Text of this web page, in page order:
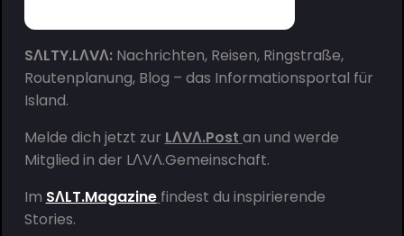
SΛLTY.LΛVΛ:Nachrichten, Reisen, Ringstraße,
Routenplanung, Blog – das Informationsportal für
Island.
Melde dich jetzt zur LΛVΛ.Post an und werde
Mitglied in der LΛVΛ.Gemeinschaft.
Im SΛLT.Magazine findest du inspirierende
Stories.